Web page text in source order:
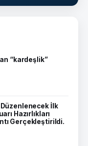
“kardeşlik”
İlk
Hazırlıkları
Gerçekleştirildi.